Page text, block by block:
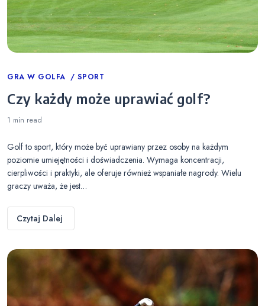
Categories
GRA W GOLFA SPORT
Czy każdy może uprawiać golf?
1 min read
Golf to sport, który może być uprawiany przez osoby na każdym
poziomie umiejętności i doświadczenia. Wymaga koncentracji,
cierpliwości i praktyki, ale oferuje również wspaniałe nagrody. Wielu
graczy uważa, że jest…
Czytaj Dalej